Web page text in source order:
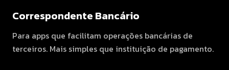
Correspondente Bancário
Para apps que facilitam operações bancárias de
terceiros. Mais simples que instituição de pagamento.